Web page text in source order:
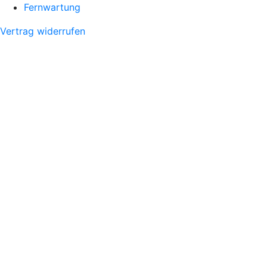
Fernwartung
Vertrag widerrufen